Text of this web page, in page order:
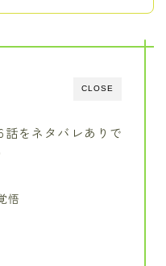
CLOSE
話をネタバレありで
悟